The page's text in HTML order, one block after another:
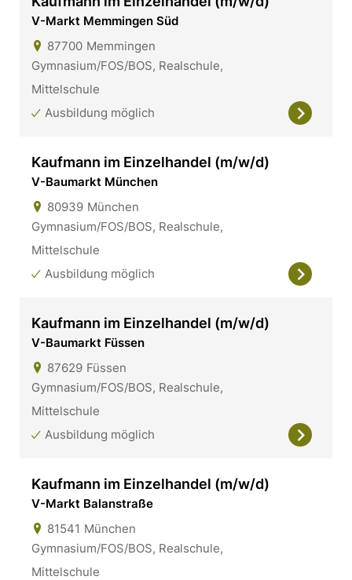
V-Markt Memmingen Süd
87700 Memmingen
Gymnasium/FOS/BOS, Realschule,
Mittelschule
Ausbildung möglich
Kaufmann im Einzelhandel (m/w/d)
V-Baumarkt München
80939 München
Gymnasium/FOS/BOS, Realschule,
Mittelschule
Ausbildung möglich
Kaufmann im Einzelhandel (m/w/d)
V-Baumarkt Füssen
87629 Füssen
Gymnasium/FOS/BOS, Realschule,
Mittelschule
Ausbildung möglich
Kaufmann im Einzelhandel (m/w/d)
V-Markt Balanstraße
81541 München
Gymnasium/FOS/BOS, Realschule,
Mittelschule